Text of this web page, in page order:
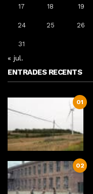
17 18 19
24 25 26
31
« jul.
ENTRADES RECENTS
01
02